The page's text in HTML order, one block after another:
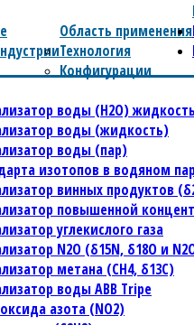
Область применения
Технология
Конфигурации
воды (Н2О)
воды (жидкость)
воды (пар)
изотопов в водяном
винных продуктов
повышенной
углекислого газа
N2O (δ15N, δ18O и
метана (CH4, δ13C)
воды ABB Tripe
азота (NO2)